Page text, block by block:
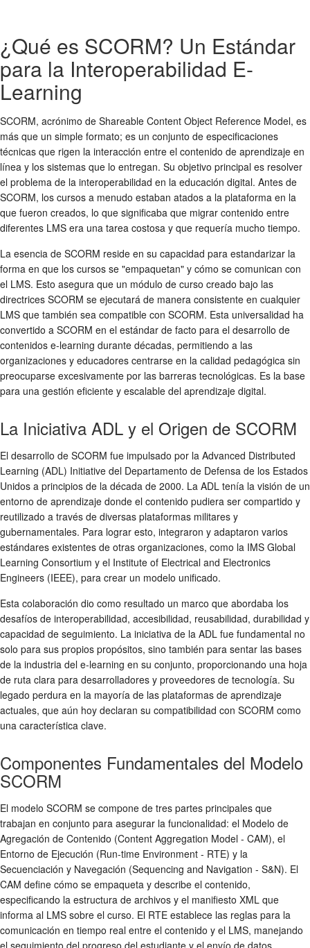
¿Qué es SCORM? Un Estándar
para la Interoperabilidad E-
Learning
SCORM, acrónimo de Shareable Content Object Reference Model, es
más que un simple formato; es un conjunto de especificaciones
técnicas que rigen la interacción entre el contenido de aprendizaje en
línea y los sistemas que lo entregan. Su objetivo principal es resolver
el problema de la interoperabilidad en la educación digital. Antes de
SCORM, los cursos a menudo estaban atados a la plataforma en la
que fueron creados, lo que significaba que migrar contenido entre
diferentes LMS era una tarea costosa y que requería mucho tiempo.
La esencia de SCORM reside en su capacidad para estandarizar la
forma en que los cursos se "empaquetan" y cómo se comunican con
el LMS. Esto asegura que un módulo de curso creado bajo las
directrices SCORM se ejecutará de manera consistente en cualquier
LMS que también sea compatible con SCORM. Esta universalidad ha
convertido a SCORM en el estándar de facto para el desarrollo de
contenidos e-learning durante décadas, permitiendo a las
organizaciones y educadores centrarse en la calidad pedagógica sin
preocuparse excesivamente por las barreras tecnológicas. Es la base
para una gestión eficiente y escalable del aprendizaje digital.
La Iniciativa ADL y el Origen de SCORM
El desarrollo de SCORM fue impulsado por la Advanced Distributed
Learning (ADL) Initiative del Departamento de Defensa de los Estados
Unidos a principios de la década de 2000. La ADL tenía la visión de un
entorno de aprendizaje donde el contenido pudiera ser compartido y
reutilizado a través de diversas plataformas militares y
gubernamentales. Para lograr esto, integraron y adaptaron varios
estándares existentes de otras organizaciones, como la IMS Global
Learning Consortium y el Institute of Electrical and Electronics
Engineers (IEEE), para crear un modelo unificado.
Esta colaboración dio como resultado un marco que abordaba los
desafíos de interoperabilidad, accesibilidad, reusabilidad, durabilidad y
capacidad de seguimiento. La iniciativa de la ADL fue fundamental no
solo para sus propios propósitos, sino también para sentar las bases
de la industria del e-learning en su conjunto, proporcionando una hoja
de ruta clara para desarrolladores y proveedores de tecnología. Su
legado perdura en la mayoría de las plataformas de aprendizaje
actuales, que aún hoy declaran su compatibilidad con SCORM como
una característica clave.
Componentes Fundamentales del Modelo
SCORM
El modelo SCORM se compone de tres partes principales que
trabajan en conjunto para asegurar la funcionalidad: el Modelo de
Agregación de Contenido (Content Aggregation Model - CAM), el
Entorno de Ejecución (Run-time Environment - RTE) y la
Secuenciación y Navegación (Sequencing and Navigation - S&N). El
CAM define cómo se empaqueta y describe el contenido,
especificando la estructura de archivos y el manifiesto XML que
informa al LMS sobre el curso. El RTE establece las reglas para la
comunicación en tiempo real entre el contenido y el LMS, manejando
el seguimiento del progreso del estudiante y el envío de datos.